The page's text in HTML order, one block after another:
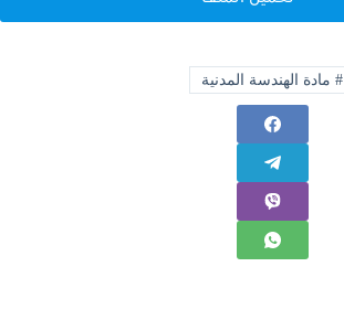
#مادة الهندسة المدنية